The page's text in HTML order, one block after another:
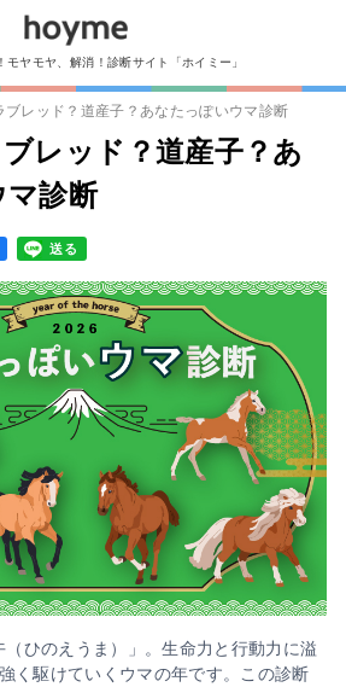
モヤモヤ、解消！診断サイト「ホイミー」
ブレッド？道産子？あなたっぽいウマ診断
レッド？道産子？あ
診断
送る
ひのえうま）」。生命力と行動力に溢
く駆けていくウマの年です。この診断